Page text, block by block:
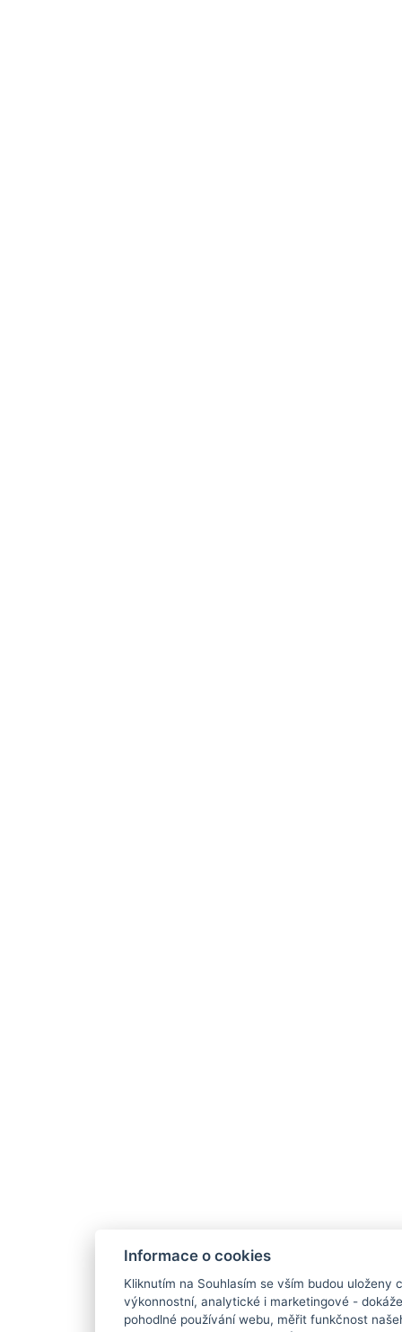
Informace o cookies
Kliknutím na Souhlasím se vším budou uloženy
výkonnostní, analytické i marketingové -
pohodlné používání webu, měřit funkčnost